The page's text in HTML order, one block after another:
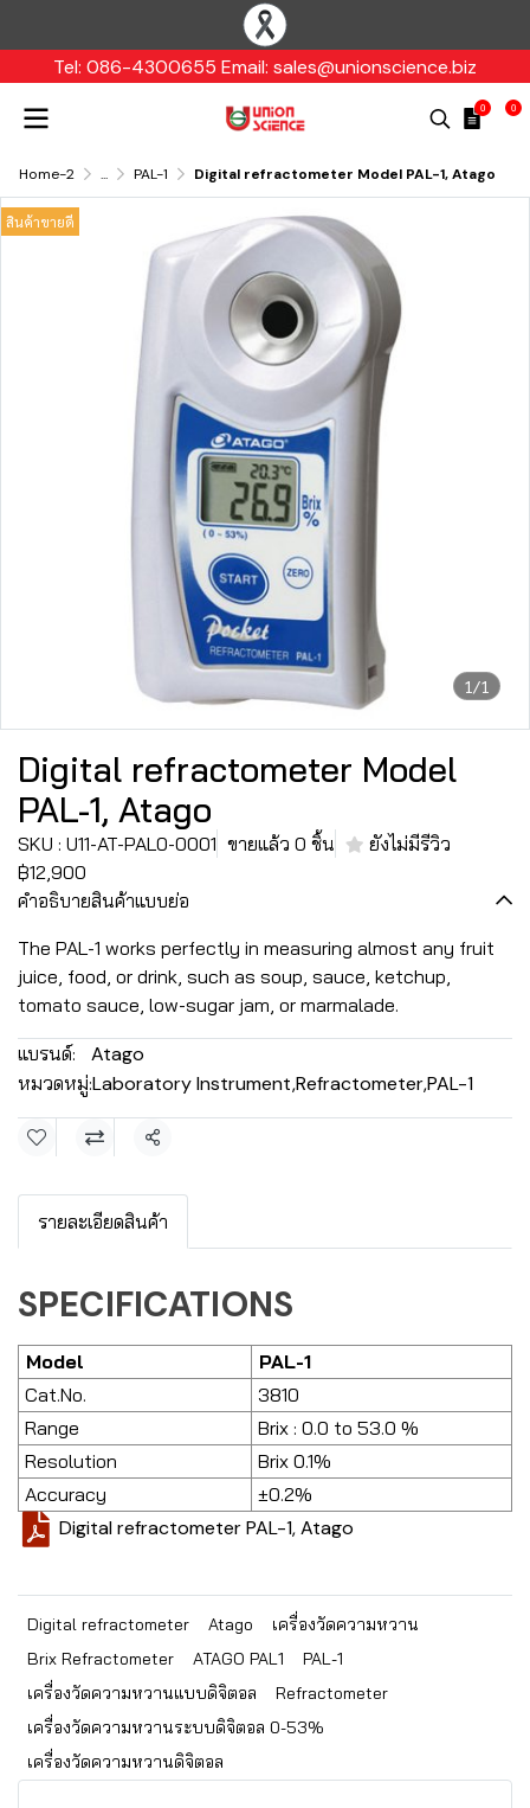
Tel: 086-4300655 Email: sales@unionscience.biz
0 0
Home-2 ... PAL-1 Digital refractometer Model PAL-1, Atago
1/1
สินค้าขายดี
Digital refractometer Model
PAL-1, Atago
SKU : U11-AT-PAL0-0001 ขายแล้ว 0 ชิ้น
ยังไม่มีรีวิว
฿12,900
คำอธิบายสินค้าแบบย่อ
The PAL-1 works perfectly in measuring almost any fruit
juice, food, or drink, such as soup, sauce, ketchup,
tomato sauce, low-sugar jam, or marmalade.
แบรนด์: Atago
หมวดหมู่:Laboratory Instrument,Refractometer,PAL-1
แชร์
รายละเอียดสินค้า
SPECIFICATIONS
Model
PAL-1
Cat.No.
3810
Range
Brix : 0.0 to 53.0 %
Resolution
Brix 0.1%
Accuracy
±0.2%
Digital refractometer PAL-1, Atago
Digital refractometer Atago
เครื่องวัดความหวาน
Brix Refractometer
ATAGO PAL1
PAL-1
เครื่องวัดความหวานแบบดิจิตอล
Refractometer
เครื่องวัดความหวานระบบดิจิตอล 0-53%
เครื่องวัดความหวานดิจิตอล